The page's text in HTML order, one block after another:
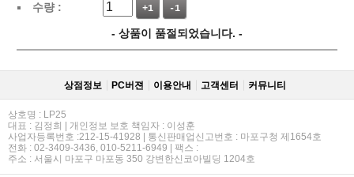
수량 :
+1 -1
- 상품이 품절되었습니다. -
상점정보 PC버젼 이용안내 고객센터 커뮤니티
상호명 : LP25
대표 : 김정희 | 개인정보 보호 책임자 : 이성훈
사업자등록번호 :212-15-41928 | 통신판매업신고번호 : 마포구청 제1654호
전화 : 02-3409-3436, 010-5211-6949 | 팩스 :
주소 : 서울시 마포구 마포동 350 강변한신코아빌딩 1204호